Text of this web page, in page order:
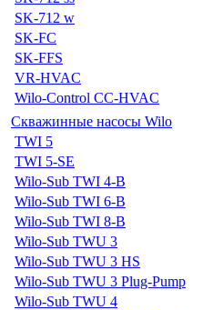
SK-712 w
SK-FC
SK-FFS
VR-HVAC
Wilo-Control CC-HVAC
Скважинные насосы Wilo
TWI 5
TWI 5-SE
Wilo-Sub TWI 4-B
Wilo-Sub TWI 6-B
Wilo-Sub TWI 8-B
Wilo-Sub TWU 3
Wilo-Sub TWU 3 HS
Wilo-Sub TWU 3 Plug-Pump
Wilo-Sub TWU 4